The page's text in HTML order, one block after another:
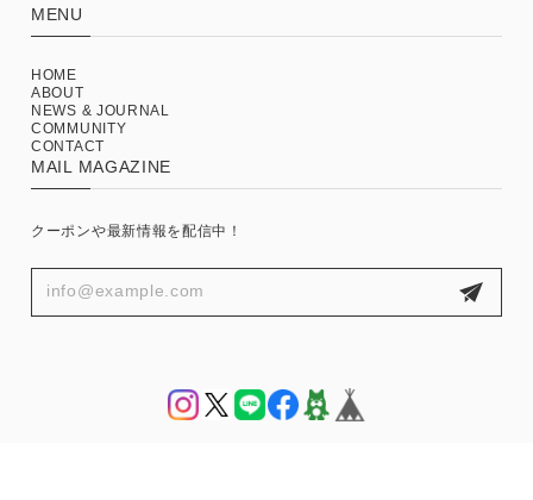
MENU
HOME
ABOUT
NEWS & JOURNAL
COMMUNITY
CONTACT
MAIL MAGAZINE
クーポンや最新情報を配信中！